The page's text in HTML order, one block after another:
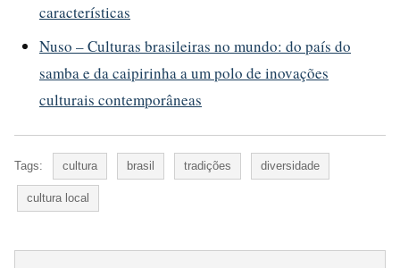
características
Nuso – Culturas brasileiras no mundo: do país do
samba e da caipirinha a um polo de inovações
culturais contemporâneas
Tags: cultura brasil tradições diversidade
cultura local